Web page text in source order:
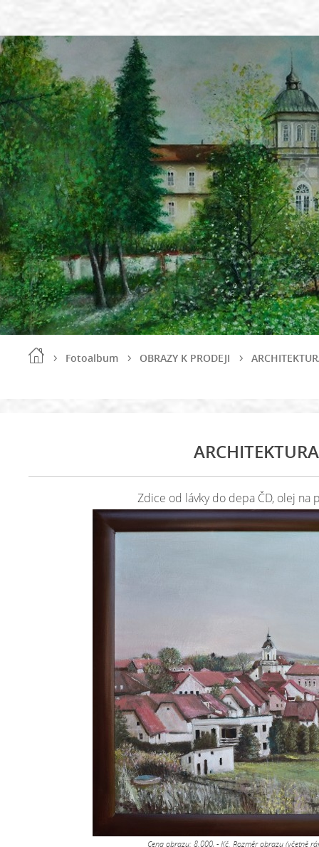
Fotoalbum OBRAZY K PRODEJI
ARCHITEKTURA
Zdice od lávky do depa ČD, olej na
Cena obrazu: 8.000, - Kč. Rozměr obrazu (včetně